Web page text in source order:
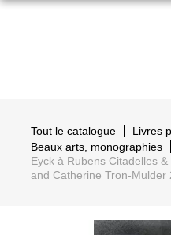
Tout le catalogue
Livres
Beaux arts, monographies
Eyck à Rubens Citadelles
and Catherine Tron-Mulder